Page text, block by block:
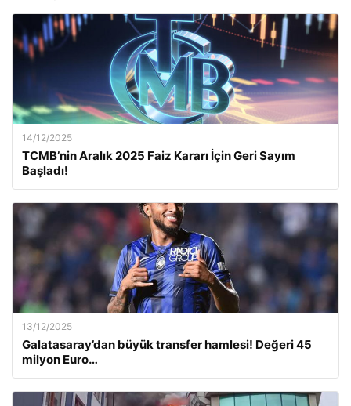
14/12/2025
TCMB’nin Aralık 2025 Faiz Kararı İçin Geri Sayım
Başladı!
13/12/2025
Galatasaray’dan büyük transfer hamlesi! Değeri 45
milyon Euro…